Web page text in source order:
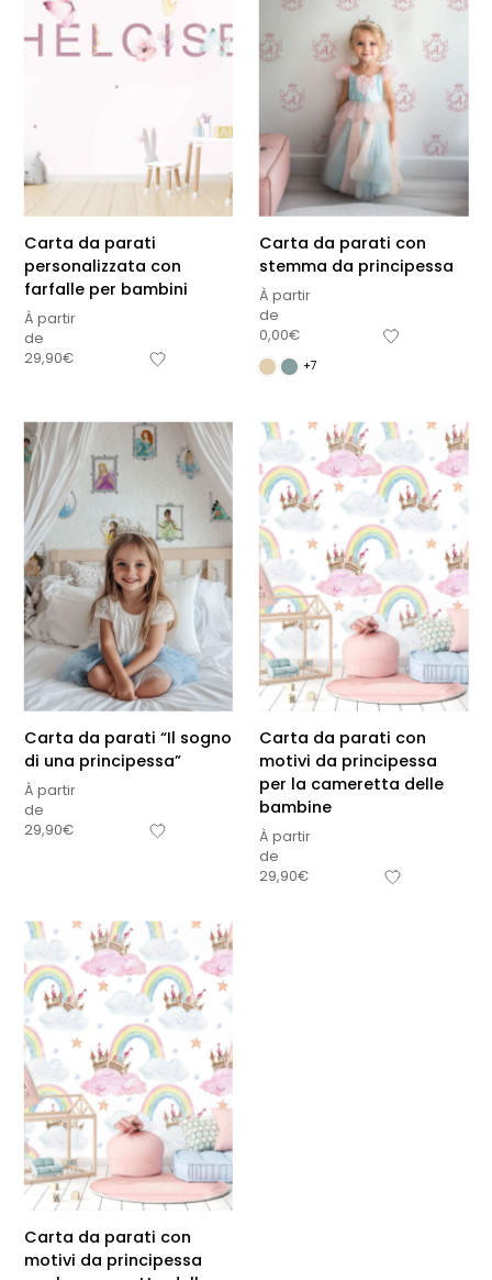
Carta da parati
personalizzata con
farfalle per bambini
À partir
de
29,90€
Carta da parati con
stemma da principessa
À partir
de
0,00€
+7
Carta da parati “Il sogno
di una principessa”
À partir
de
29,90€
Carta da parati con
motivi da principessa
per la cameretta delle
bambine
À partir
de
29,90€
Carta da parati con
motivi da principessa